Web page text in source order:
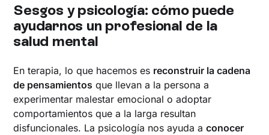
‍Sesgos y psicología: cómo puede
ayudarnos un profesional de la
salud mental
En terapia, lo que hacemos es reconstruir la cadena
de pensamientos que llevan a la persona a
experimentar malestar emocional o adoptar
comportamientos que a la larga resultan
disfuncionales. La psicología nos ayuda aconocer